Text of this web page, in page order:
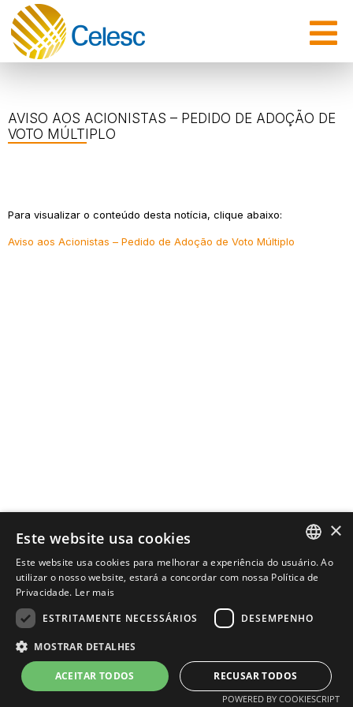
AVISO AOS ACIONISTAS – PEDIDO DE ADOÇÃO DE
VOTO MÚLTIPLO
Para visualizar o conteúdo desta notícia, clique abaixo:
Aviso aos Acionistas – Pedido de Adoção de Voto Múltiplo
POWERED BYMZ
PORTUGUESE
×
Este website usa cookies
Este website usa cookies para melhorar a experiência do usuário. Ao
utilizar o nosso website, estará a concordar com nossa Política de
Privacidade. Ler mais
ESTRITAMENTE NECESSÁRIOS
DESEMPENHO
MOSTRAR DETALHES
ACEITAR TODOS RECUSAR TODOS
POWERED BY COOKIESCRIPT